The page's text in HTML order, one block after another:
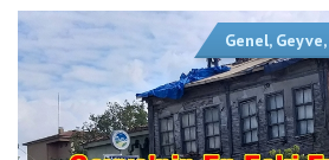
Genel, Geyve,